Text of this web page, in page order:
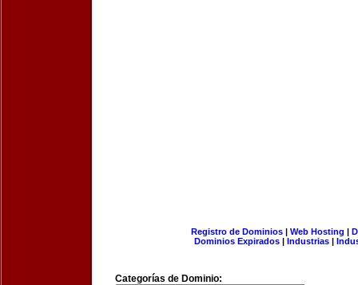
Registro de Dominios| Web Hosting |
Dominios Expirados | Industrias |
Categorías de Dominio: